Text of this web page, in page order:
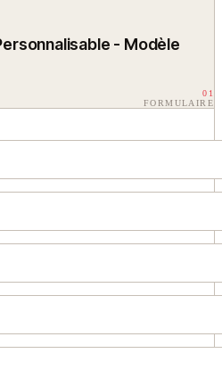
- Modèle
01
FORMULAIRE